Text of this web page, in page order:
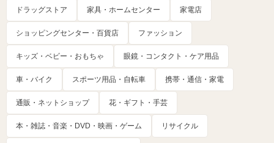
ドラッグストア 家具・ホームセンター 家電店
ショッピングセンター・百貨店 ファッション
キッズ・ベビー・おもちゃ 眼鏡・コンタクト・ケア用品
車・バイク スポーツ用品・自転車 携帯・通信・家電
通販・ネットショップ 花・ギフト・手芸
本・雑誌・音楽・DVD・映画・ゲーム リサイクル